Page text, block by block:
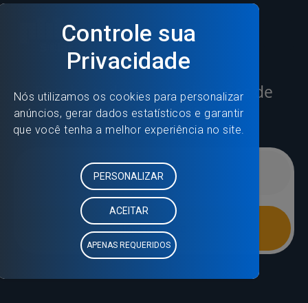
Receba todas as atualizações de
nossa plataforma.
Inscreva-se